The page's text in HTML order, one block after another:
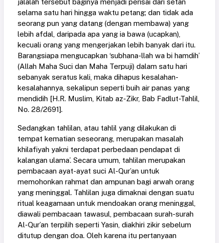
selama satu hari hingga waktu petang; dan tidak ada
seorang pun yang datang (dengan membawa) yang
lebih afdal, daripada apa yang ia bawa (ucapkan),
kecuali orang yang mengerjakan lebih banyak dari itu.
Barangsiapa mengucapkan ‘subhana-llah wa bi hamdih’
(Allah Maha Suci dan Maha Terpuji) dalam satu hari
sebanyak seratus kali, maka dihapus kesalahan-
kesalahannya, sekalipun seperti buih air panas yang
mendidih [H.R. Muslim, Kitab az-Zikr, Bab Fadlut-Tahlil,
No. 28/2691].
Sedangkan tahlilan, atau tahlil yang dilakukan di
tempat kematian seseorang, merupakan masalah
khilafiyah yakni terdapat perbedaan pendapat di
kalangan ulama’. Secara umum, tahlilan merupakan
pembacaan ayat-ayat suci Al-Qur’an untuk
memohonkan rahmat dan ampunan bagi arwah orang
yang meninggal. Tahlilan juga dimaknai dengan suatu
ritual keagamaan untuk mendoakan orang meninggal,
diawali pembacaan tawasul, pembacaan surah-surah
Al-Qur’an terpilih seperti Yasin, diakhiri zikir sebelum
ditutup dengan doa. Oleh karena itu pertanyaan